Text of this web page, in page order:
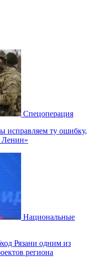
Спецоперация
ту ошибку,
Ленин»
Национальные
Рязани одним из
региона